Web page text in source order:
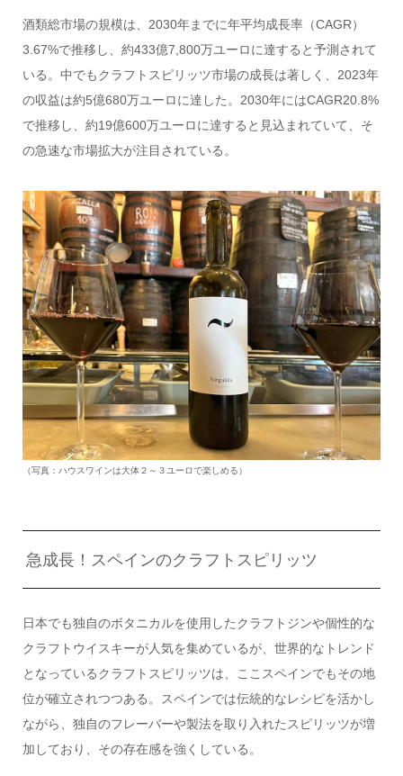
酒類総市場の規模は、2030年までに年平均成長率（CAGR）
3.67%で推移し、約433億7,800万ユーロに達すると予測されて
いる。中でもクラフトスピリッツ市場の成長は著しく、2023年
の収益は約5億680万ユーロに達した。2030年にはCAGR20.8%
で推移し、約19億600万ユーロに達すると見込まれていて、そ
の急速な市場拡大が注目されている。
（写真：ハウスワインは大体２～３ユーロで楽しめる）
急成長！スペインのクラフトスピリッツ
日本でも独自のボタニカルを使用したクラフトジンや個性的な
クラフトウイスキーが人気を集めているが、世界的なトレンド
となっているクラフトスピリッツは、ここスペインでもその地
位が確立されつつある。スペインでは伝統的なレシピを活かし
ながら、独自のフレーバーや製法を取り入れたスピリッツが増
加しており、その存在感を強くしている。